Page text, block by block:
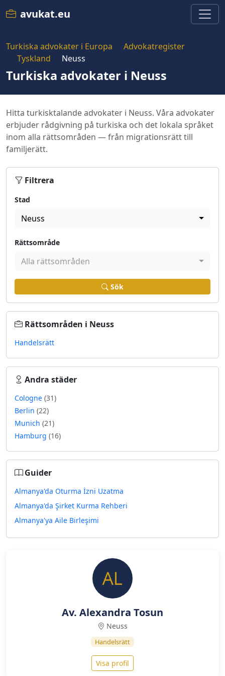
avukat.eu
Turkiska advokater i Europa
Advokatregister
Tyskland
Neuss
Turkiska advokater i Neuss
Hitta turkisktalande advokater i Neuss. Våra advokater
erbjuder rådgivning på turkiska och det lokala språket
inom alla rättsområden — från migrationsrätt till
familjerätt.
Filtrera
Stad
Neuss
Rättsområde
Alla rättsområden
Sök
Rättsområden i Neuss
Handelsrätt
Andra städer
Cologne (31)
Berlin (22)
Munich (21)
Hamburg (16)
Guider
Almanya'da Oturma İzni Uzatma
Almanya'da Şirket Kurma Rehberi
Almanya'ya Aile Birleşimi
Av. Alexandra Tosun
Neuss
Handelsrätt
Visa profil